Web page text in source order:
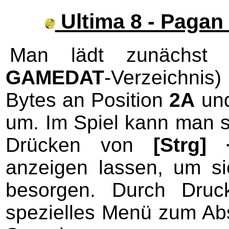
Ultima 8 -
Man lädt
GAMEDAT-
Bytes an Position 2A
um. Im Spiel kann man
Drücken von [Strg]
anzeigen lassen, um
besorgen. Durch
spezielles Menü zum